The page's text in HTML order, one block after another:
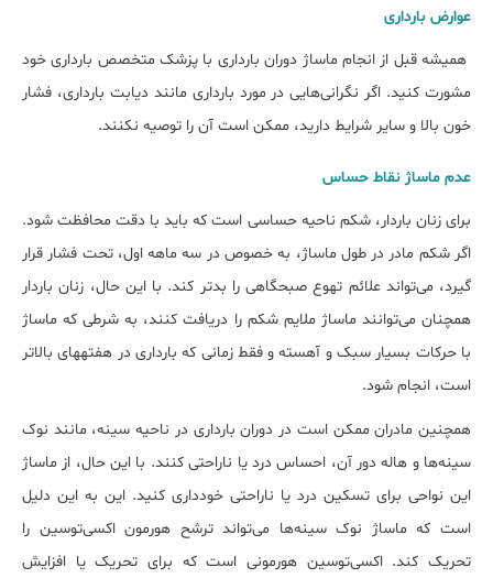
عوارض بارداری
همیشه قبل از انجام ماساژ دوران بارداری با پزشک متخصص بارداری خود
مشورت کنید. اگر نگرانی‌هایی در مورد بارداری مانند دیابت بارداری، فشار
خون بالا و سایر شرایط دارید، ممکن است آن را توصیه نکنند.
عدم ماساژ نقاط حساس
برای زنان باردار، شکم ناحیه حساسی است که باید با دقت محافظت شود.
اگر شکم مادر در طول ماساژ، به خصوص در سه ماهه اول، تحت فشار قرار
گیرد، می‌تواند علائم تهوع صبحگاهی را بدتر کند. با این حال، زنان باردار
همچنان می‌توانند ماساژ ملایم شکم را دریافت کنند، به شرطی که ماساژ
با حرکات بسیار سبک و آهسته و فقط زمانی که بارداری در هفته‎های بالاتر
است، انجام شود.
همچنین مادران ممکن است در دوران بارداری در ناحیه سینه، مانند نوک
سینه‌ها و هاله دور آن، احساس درد یا ناراحتی کنند. با این حال، از ماساژ
این نواحی برای تسکین درد یا ناراحتی خودداری کنید. این به این دلیل
است که ماساژ نوک سینه‌ها می‌تواند ترشح هورمون اکسی‌توسین را
تحریک کند. اکسی‌توسین هورمونی است که برای تحریک یا افزایش